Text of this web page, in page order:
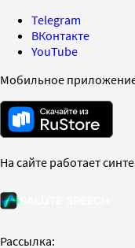
Telegram
ВКонтакте
YouTube
Мобильное
На сайте работает
Рассылка: